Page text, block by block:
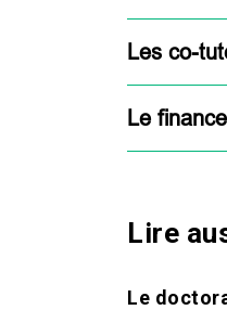
Les co-
Le
Lire
Le